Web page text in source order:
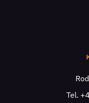
Tel.